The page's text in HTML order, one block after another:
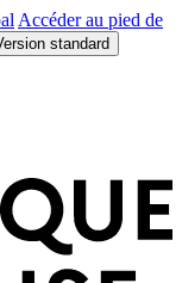
Accéder au pied de
standard